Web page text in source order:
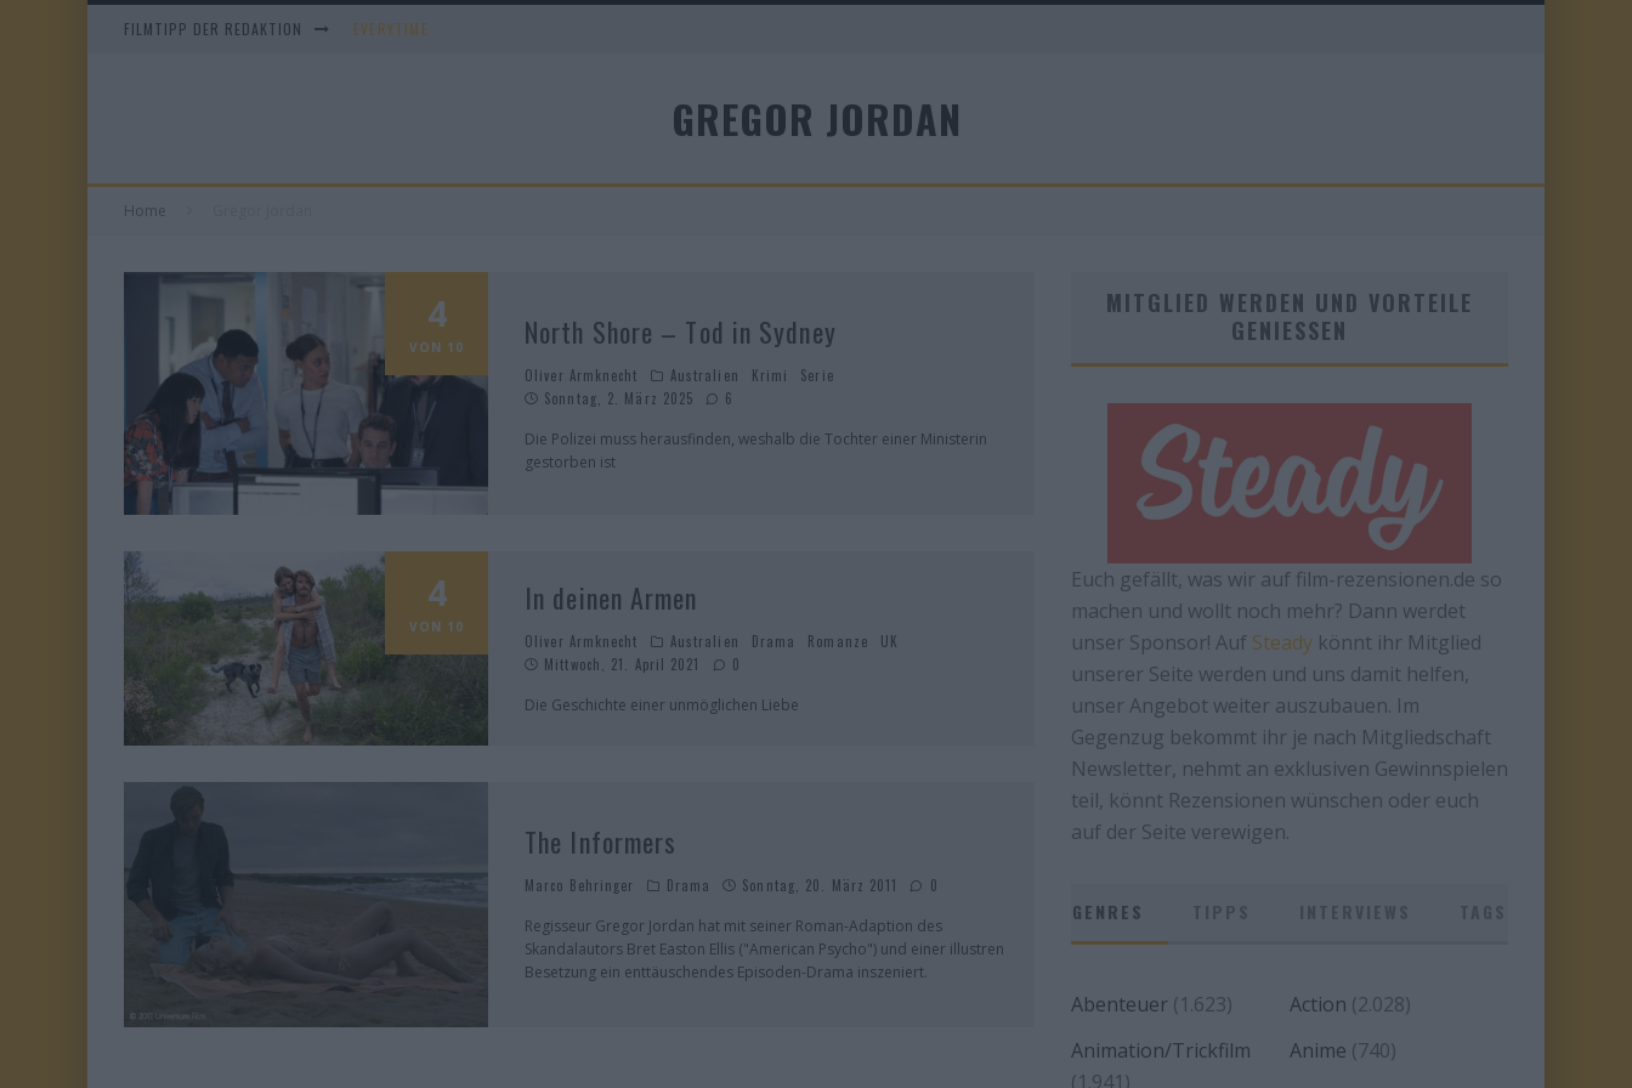
FILMTIPP DER REDAKTION EVERYTIME
GREGOR JORDAN
Home
4
VON 10 North Shore – Tod in Sydney
Oliver Armknecht Australien Krimi
Serie
Sonntag, 2. März 2025
6
Die Polizei muss herausfinden, weshalb die Tochter einer Ministerin
gestorben ist
4
VON 10
In deinen Armen
Oliver Armknecht Australien Drama Romanze
UK
Mittwoch, 21. April 2021
0
Die Geschichte einer unmöglichen Liebe
The Informers
Marco Behringer Drama Sonntag, 20. März 2011 0
Regisseur Gregor Jordan hat mit seiner Roman-Adaption des
Skandalautors Bret Easton Ellis ("American Psycho") und einer illustren
Besetzung ein enttäuschendes Episoden-Drama inszeniert.
MITGLIED WERDEN UND VORTEILE
GENIESSEN
Euch gefällt, was wir auf film-rezensionen.de so
machen und wollt noch mehr? Dann werdet
unser Sponsor! Auf Steady könnt ihr Mitglied
unserer Seite werden und uns damit helfen,
unser Angebot weiter auszubauen. Im
Gegenzug bekommt ihr je nach Mitgliedschaft
Newsletter, nehmt an exklusiven Gewinnspielen
teil, könnt Rezensionen wünschen oder euch
auf der Seite verewigen.
GENRES
Abenteuer (1.623) Action (2.028)
Animation/Trickfilm
(1.941)
Anime (740)